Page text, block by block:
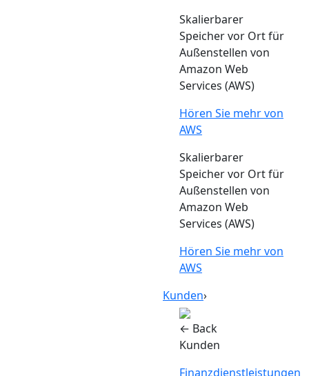
Skalierbarer
Speicher vor Ort für
Außenstellen von
Amazon Web
Services (AWS)
Hören Sie mehr von
AWS
Skalierbarer
Speicher vor Ort für
Außenstellen von
Amazon Web
Services (AWS)
Hören Sie mehr von
AWS
Kunden›
← Back
Kunden
Finanzdienstleistungen